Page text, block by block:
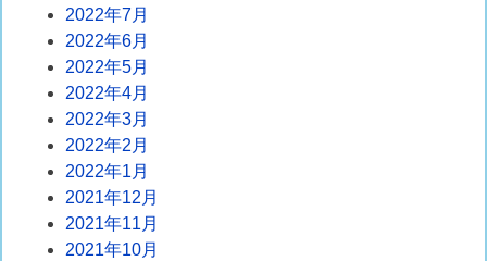
2022年7月
2022年6月
2022年5月
2022年4月
2022年3月
2022年2月
2022年1月
2021年12月
2021年11月
2021年10月